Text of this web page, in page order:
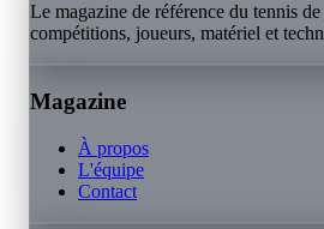
Le magazine de référence du tennis
compétitions, joueurs, matériel et
Magazine
À propos
L'équipe
Contact